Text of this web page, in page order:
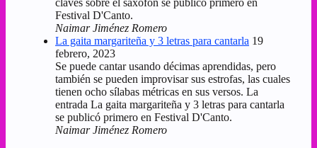
Festival D'Canto.
Naimar Jiménez Romero
La gaita margariteña y 3 letras para cantarla 19
febrero, 2023
Se puede cantar usando décimas aprendidas, pero
también se pueden improvisar sus estrofas, las cuales
tienen ocho sílabas métricas en sus versos. La
entrada La gaita margariteña y 3 letras para cantarla
se publicó primero en Festival D'Canto.
Naimar Jiménez Romero